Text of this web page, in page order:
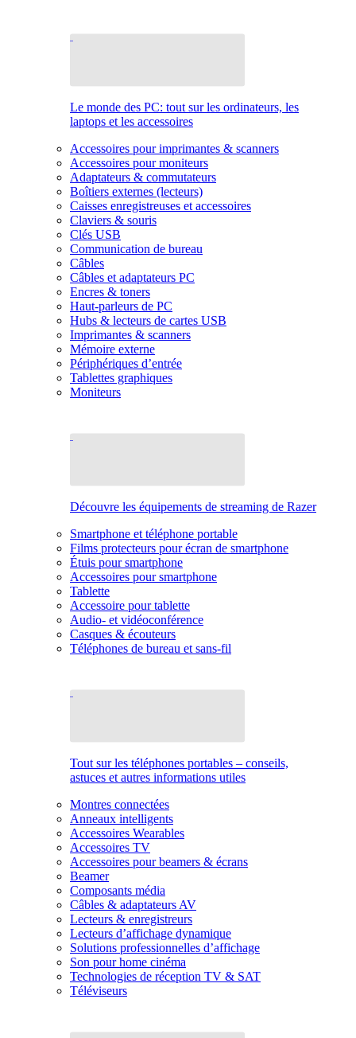
Le monde des PC: tout sur les ordinateurs, les
laptops et les accessoires
Accessoires pour imprimantes & scanners
Accessoires pour moniteurs
Adaptateurs & commutateurs
Boîtiers externes (lecteurs)
Caisses enregistreuses et accessoires
Claviers & souris
Clés USB
Communication de bureau
Câbles
Câbles et adaptateurs PC
Encres & toners
Haut-parleurs de PC
Hubs & lecteurs de cartes USB
Imprimantes & scanners
Mémoire externe
Périphériques d’entrée
Tablettes graphiques
Moniteurs
Découvre les équipements de streaming de Razer
Smartphone et téléphone portable
Films protecteurs pour écran de smartphone
Étuis pour smartphone
Accessoires pour smartphone
Tablette
Accessoire pour tablette
Audio- et vidéoconférence
Casques & écouteurs
Téléphones de bureau et sans-fil
Tout sur les téléphones portables – conseils,
astuces et autres informations utiles
Montres connectées
Anneaux intelligents
Accessoires Wearables
Accessoires TV
Accessoires pour beamers & écrans
Beamer
Composants média
Câbles & adaptateurs AV
Lecteurs & enregistreurs
Lecteurs d’affichage dynamique
Solutions professionnelles d’affichage
Son pour home cinéma
Technologies de réception TV & SAT
Téléviseurs